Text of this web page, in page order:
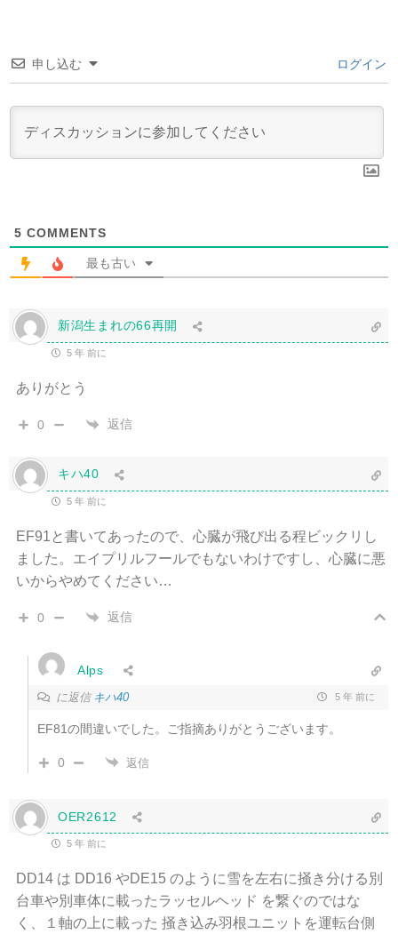
申し込む ログイン
5 COMMENTS
最も古い
新潟生まれの66再開
5 年 前に
ありがとう
0 返信
キハ40
5 年 前に
EF91と書いてあったので、心臓が飛び出る程ビックリし
ました。エイプリルフールでもないわけですし、心臓に悪
いからやめてください…
0 返信
Alps
に返信 キハ40 5 年 前に
EF81の間違いでした。ご指摘ありがとうございます。
0 返信
OER2612
5 年 前に
DD14 は DD16 やDE15 のように雪を左右に掻き分ける別
台車や別車体に載ったラッセルヘッド を繋ぐのではな
く、１軸の上に載った 掻き込み羽根ユニットを運転台側